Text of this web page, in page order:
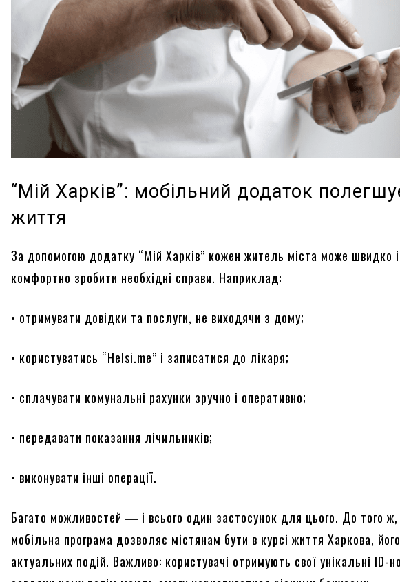
“Мій Харків”: мобільний додаток
життя
За допомогою додатку “Мій Харків” кожен житель міста може швидко і
комфортно зробити необхідні справи. Наприклад:
• отримувати довідки та послуги, не виходячи з дому;
• користуватись “Helsi.me” і записатися до лікаря;
• сплачувати комунальні рахунки зручно і оперативно;
• передавати показання лічильників;
• виконувати інші операції.
Багато можливостей ― і всього один застосунок для цього. До того ж,
мобільна програма дозволяє містянам бути в курсі життя Харкова,
актуальних подій. Важливо: користувачі отримують свої унікальні ID-